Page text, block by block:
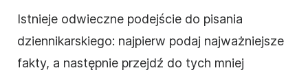
Istnieje odwieczne podejście do pisania
dziennikarskiego: najpierw podaj najważniejsze
fakty, a następnie przejdź do tych mniej